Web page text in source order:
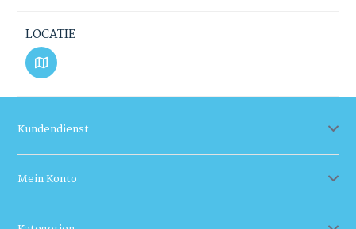
LOCATIE
Kundendienst
Mein Konto